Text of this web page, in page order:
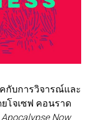
กับการวิจารณ์และ
ยโจเซฟ คอนราด
Apocalypse Now